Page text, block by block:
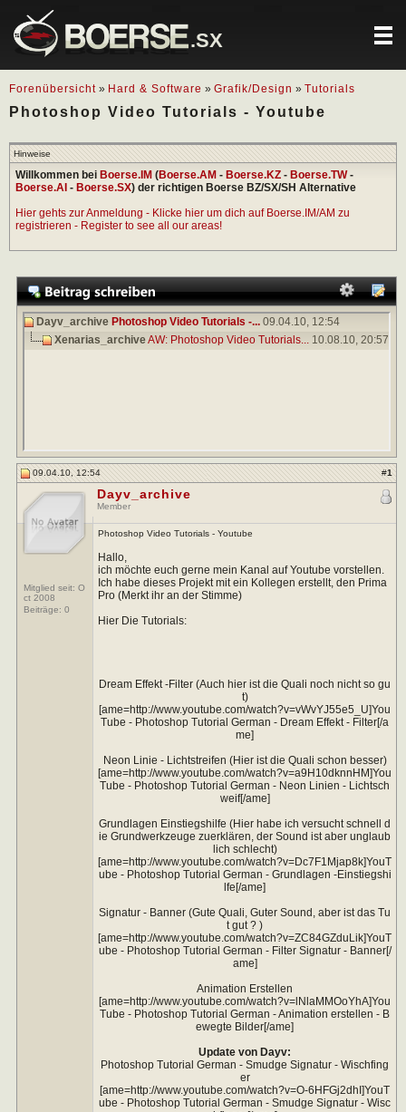
.SX
Forenübersicht » Hard & Software » Grafik/Design » Tutorials
Photoshop Video Tutorials - Youtube
Hinweise
Willkommen bei Boerse.IM (Boerse.AM - Boerse.KZ - Boerse.TW-
Boerse.AI - Boerse.SX) der richtigen Boerse BZ/SX/SH Alternative
Hier gehts zur Anmeldung - Klicke hier um dich auf Boerse.IM/AM zu
registrieren - Register to see all our areas!
Dayv_archive Photoshop Video Tutorials -... 09.04.10, 12:54
Xenarias_archiveAW: Photoshop Video Tutorials... 10.08.10, 20:57
09.04.10, 12:54 #1
Mitglied seit: O
ct 2008
Beiträge: 0
Dayv_archive
Member
Photoshop Video Tutorials - Youtube
Hallo,
ich möchte euch gerne mein Kanal auf Youtube vorstellen.
Ich habe dieses Projekt mit ein Kollegen erstellt, den Prima
Pro (Merkt ihr an der Stimme)
Hier Die Tutorials:
Dream Effekt -Filter (Auch hier ist die Quali noch nicht so gu
t)
[ame=http://www.youtube.com/watch?v=vWvYJ55e5_U]You
Tube - Photoshop Tutorial German - Dream Effekt - Filter[/a
me]
Neon Linie - Lichtstreifen (Hier ist die Quali schon besser)
[ame=http://www.youtube.com/watch?v=a9H10dknnHM]You
Tube - Photoshop Tutorial German - Neon Linien - Lichtsch
weif[/ame]
Grundlagen Einstiegshilfe (Hier habe ich versucht schnell d
ie Grundwerkzeuge zuerklären, der Sound ist aber unglaub
lich schlecht)
[ame=http://www.youtube.com/watch?v=Dc7F1Mjap8k]YouT
ube - Photoshop Tutorial German - Grundlagen -Einstiegshi
lfe[/ame]
Signatur - Banner (Gute Quali, Guter Sound, aber ist das Tu
t gut ? )
[ame=http://www.youtube.com/watch?v=ZC84GZduLik]YouT
ube - Photoshop Tutorial German - Filter Signatur - Banner[/
ame]
Animation Erstellen
[ame=http://www.youtube.com/watch?v=lNlaMMOoYhA]You
Tube - Photoshop Tutorial German - Animation erstellen - B
ewegte Bilder[/ame]
Update von Dayv:
Photoshop Tutorial German - Smudge Signatur - Wischfing
er
[ame=http://www.youtube.com/watch?v=O-6HFGj2dhI]YouT
ube - Photoshop Tutorial German - Smudge Signatur - Wisc